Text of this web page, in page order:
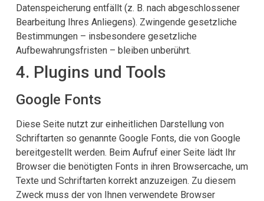
Datenspeicherung entfällt (z. B. nach abgeschlossener
Bearbeitung Ihres Anliegens). Zwingende gesetzliche
Bestimmungen – insbesondere gesetzliche
Aufbewahrungsfristen – bleiben unberührt.
4. Plugins und Tools
Google Fonts
Diese Seite nutzt zur einheitlichen Darstellung von
Schriftarten so genannte Google Fonts, die von Google
bereitgestellt werden. Beim Aufruf einer Seite lädt Ihr
Browser die benötigten Fonts in ihren Browsercache, um
Texte und Schriftarten korrekt anzuzeigen. Zu diesem
Zweck muss der von Ihnen verwendete Browser